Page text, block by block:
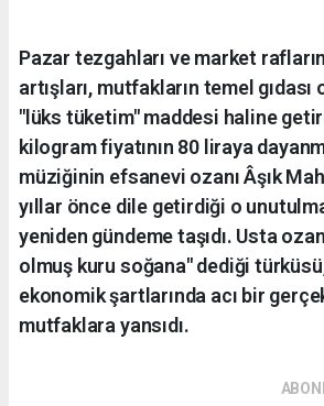
Pazar tezgahları ve market
artışları, mutfakların temel
"lüks tüketim" maddesi haline
kilogram fiyatının 80 liraya
müziğinin efsanevi ozanı Âşık
yıllar önce dile getirdiği o
yeniden gündeme taşıdı. Usta
olmuş kuru soğana" dediği
ekonomik şartlarında acı bir
mutfaklara yansıdı.